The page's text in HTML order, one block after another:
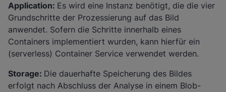
Application: Es wird eine Instanz benötigt, die die vier
Grundschritte der Prozessierung auf das Bild
anwendet. Sofern die Schritte innerhalb eines
Containers implementiert wurden, kann hierfür ein
(serverless) Container Service verwendet werden.
Storage: Die dauerhafte Speicherung des Bildes
erfolgt nach Abschluss der Analyse in einem Blob-